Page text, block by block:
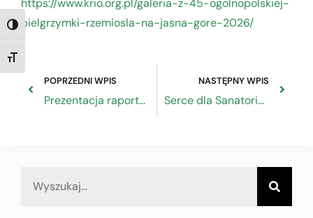
TOGGLE HIGH CONTRAST
TOGGLE FONT SIZE
pielgrzymki-rzemiosla-na-jasna-gore-2026/
POPRZEDNI WPIS
Prezentacja raportu o rynku pracy
NASTĘPNY WPIS
Serce dla Sanatorium Uzdrowiskowego Piast